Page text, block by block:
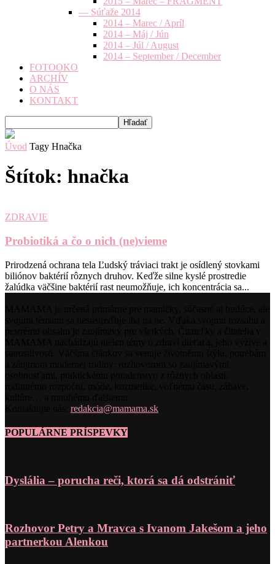
— Súťaže 2014
2014 – Marec / Apríl
2014 – Máj / Jún
2014 – Júl / August
2014 – September / December
FOTOOKO
ARCHÍV
O NÁS
KONTAKT
Úvod Tagy Hnačka
Štítok: hnačka
ZDRAVIE
Probiotiká a čo o nich (ne)vieme
Prirodzená ochrana tela Ľudský tráviaci trakt je osídlený stovkami
biliónov baktérií rôznych druhov. Keďže silne kyslé prostredie
žalúdka väčšine baktérií rast neumožňuje, ich koncentrácia sa...
redakcia@mamama.sk
POPULÁRNE PRÍSPEVKY
Dyslália – porucha reči, ktorá sa dá odstrániť
Rozhovor Petry a Mravca s Ivanom Jakešom a jeho
partnerkou Alenkou